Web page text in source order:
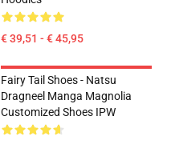
€ 39,51 - € 45,95
Fairy Tail Shoes - Natsu
Dragneel Manga Magnolia
Customized Shoes IPW